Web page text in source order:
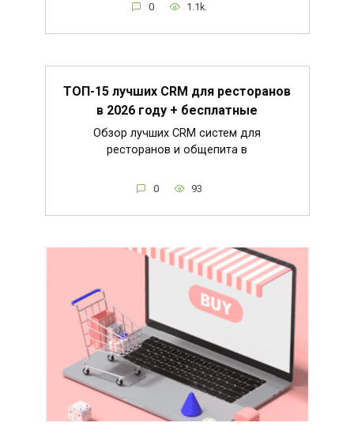
0 1.1k.
ТОП-15 лучших CRM для ресторанов
в 2026 году + бесплатные
Обзор лучших CRM систем для
ресторанов и общепита в
0 93